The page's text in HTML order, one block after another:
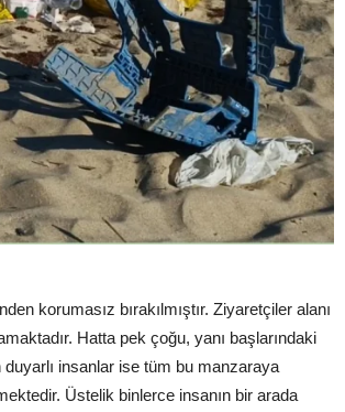
korumasız bırakılmıştır. Ziyaretçiler alanı
Hatta pek çoğu, yanı başlarındaki
insanlar ise tüm bu manzaraya
Üstelik binlerce insanın bir arada